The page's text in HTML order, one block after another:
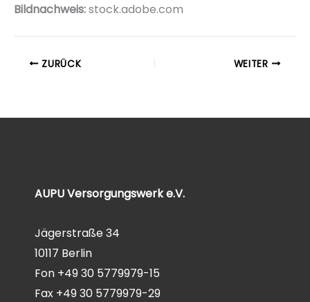
Bildnachweis:stock.adobe.com
ZURÜCK WEITER
AUPU Versorgungswerk e.V.
Jägerstraße 34
10117 Berlin
Fon +49 30 5779979-15
Fax +49 30 5779979-29